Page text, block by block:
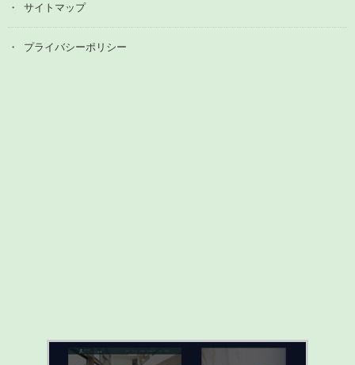
サイトマップ
プライバシーポリシー